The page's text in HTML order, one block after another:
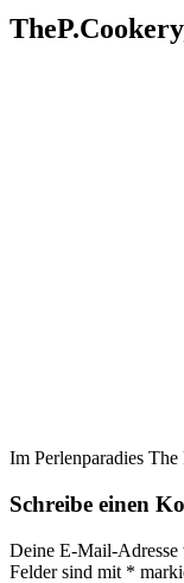
Im Perlenparadies
Schreibe einen
Deine E-Mail-
Felder sind mit *